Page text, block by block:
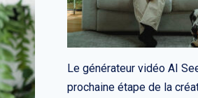
Le générateur vidéo AI
prochaine étape de la